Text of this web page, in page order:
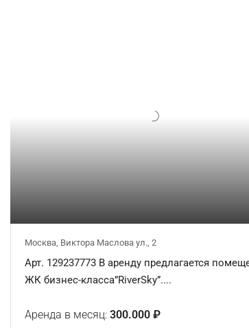
Москва, Виктора Маслова ул., 2
Арт. 129237773 В аренду предлагается
ЖК бизнес-класса”RiverSky”....
Аренда в месяц: 300.000 ₽